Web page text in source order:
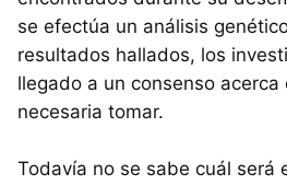
se efectúa un análisis
resultados hallados, los
llegado a un consenso
necesaria tomar.
Todavía no se sabe cuál será